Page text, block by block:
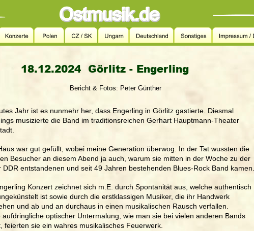
18.12.2024 Görlitz - Engerling
Bericht & Fotos: Peter Günther
Jahr ist es nunmehr her, dass Engerling in Görlitz gastierte. Diesmal
musizierte die Band im traditionsreichen Gerhart Hauptmann-Theater
war gut gefüllt, wobei meine Generation überwog. In der Tat wussten die
Besucher an diesem Abend ja auch, warum sie mitten in der Woche zu der
DDR entstandenen und seit 49 Jahren bestehenden Blues-Rock Band kamen.
Konzert zeichnet sich m.E. durch Spontanität aus, welche authentisch
ist sowie durch die erstklassigen Musiker, die ihr Handwerk
und ab und an durchaus in einen musikalischen Rausch verfallen.
aufdringliche optischer Untermalung, wie man sie bei vielen anderen Bands
feierten sie ein wahres musikalisches Feuerwerk.